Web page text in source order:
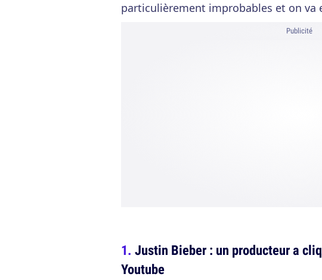
particulièrement improbables et on va
Publicité
Justin Bieber : un producteur a
Youtube